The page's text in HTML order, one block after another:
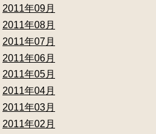
2011年09月
2011年08月
2011年07月
2011年06月
2011年05月
2011年04月
2011年03月
2011年02月